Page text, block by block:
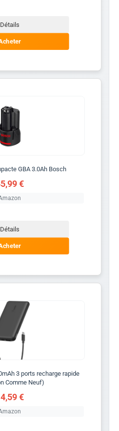
Détails
GBA 3.0Ah Bosch
€
Détails
3 ports recharge rapide
Comme Neuf)
€